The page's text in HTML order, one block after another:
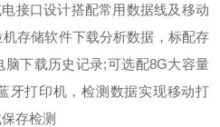
接口设计搭配常用数据线及移动
存储软件下载分析数据，标配存
下载历史记录;可选配8G大容量
牙打印机，检测数据实现移动打
存检测